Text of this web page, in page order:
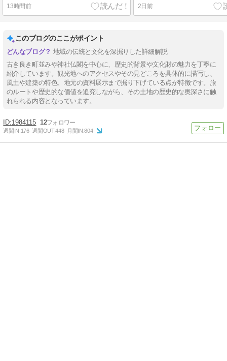
13時間前 2日前
このブログのここがポイント
地域の伝統と文化を深掘りした詳細解説
古き良き町並みや神社仏閣を中心に、歴史的背景や文化財の魅力を丁寧に
紹介しています。観光地へのアクセスやその見どころを具体的に描写し、
風土や建築の特色、地元の資料展示まで掘り下げている点が特徴です。旅
のルートや歴史的な価値を追究しながら、その土地の歴史的な奥深さに触
れられる内容となっています。
1984115 12
週間IN:176 週間OUT:448 月間IN:804